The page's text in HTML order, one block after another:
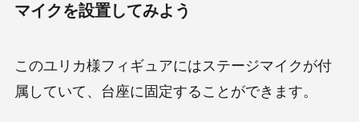
マイクを設置してみよう
このユリカ様フィギュアにはステージマイクが付
属していて、台座に固定することができます。